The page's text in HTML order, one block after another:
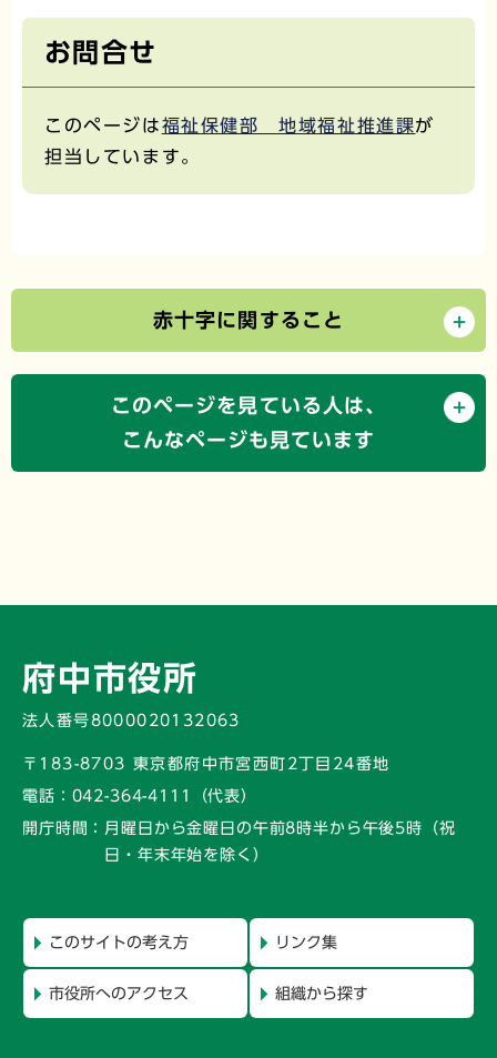
お問合せ
このページは福祉保健部 地域福祉推進課が
担当しています。
赤十字に関すること
このページを見ている人は、
こんなページも見ています
府中市役所
法人番号8000020132063
〒183-8703 東京都府中市宮西町2丁目24番地
電話： 042-364-4111（代表）
開庁時間： 月曜日から金曜日の午前8時半から午後5時 （祝
日・年末年始を除く）
このサイトの考え方 リンク集
市役所へのアクセス 組織から探す